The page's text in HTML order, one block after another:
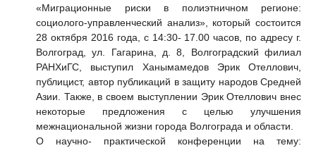
«Миграционные риски в полиэтничном регионе:
социолого-управленческий анализ», который состоится
28 октября 2016 года, с 14:30- 17.00 часов, по адресу г.
Волгоград, ул. Гагарина, д. 8, Волгоградский филиал
РАНХиГС, выступил Ханымамедов Эрик Отеллович,
публицист, автор публикаций в защиту народов Средней
Азии. Также, в своем выступлении Эрик Отеллович внес
некоторые предложения с целью улучшения
межнациональной жизни города Волгограда и области.
О научно- практической конференции на тему: